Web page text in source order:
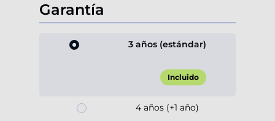
Garantía
3 años (estándar)
Incluido
4 años (+1 año)